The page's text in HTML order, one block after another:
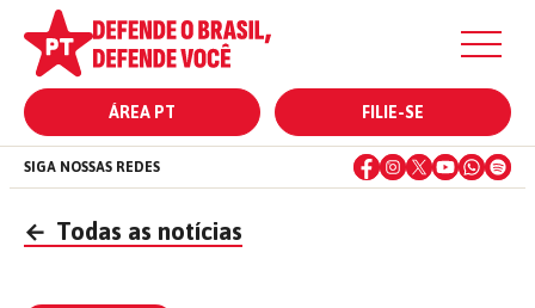
ÁREA PT FILIE-SE
SIGA NOSSAS REDES
← Todas as notícias